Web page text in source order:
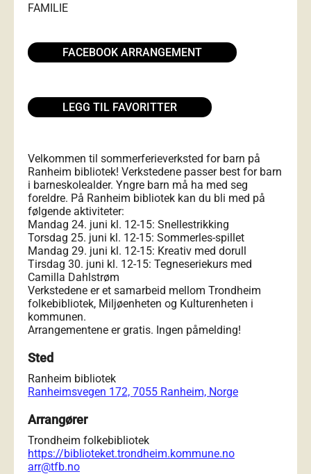
FAMILIE
FACEBOOK ARRANGEMENT
LEGG TIL FAVORITTER
Velkommen til sommerferieverksted for barn på
Ranheim bibliotek! Verkstedene passer best for barn
i barneskolealder. Yngre barn må ha med seg
foreldre. På Ranheim bibliotek kan du bli med på
følgende aktiviteter:
Mandag 24. juni kl. 12-15: Snellestrikking
Torsdag 25. juni kl. 12-15: Sommerles-spillet
Mandag 29. juni kl. 12-15: Kreativ med dorull
Tirsdag 30. juni kl. 12-15: Tegneseriekurs med
Camilla Dahlstrøm
Verkstedene er et samarbeid mellom Trondheim
folkebibliotek, Miljøenheten og Kulturenheten i
kommunen.
Arrangementene er gratis. Ingen påmelding!
Sted
Ranheim bibliotek
Ranheimsvegen 172, 7055 Ranheim, Norge
Arrangører
Trondheim folkebibliotek
https://biblioteket.trondheim.kommune.no
arr@tfb.no